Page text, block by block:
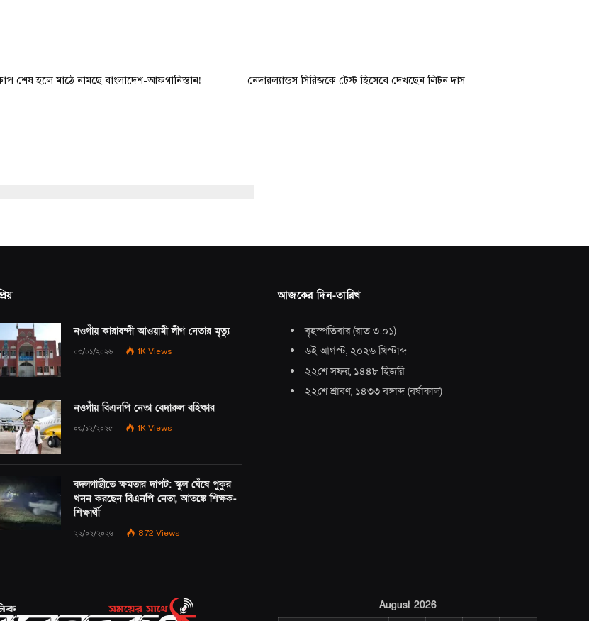
শেষ হলে মাঠে নামছে বাংলাদেশ-আফগানিস্তান! নেদারল্যান্ডস সিরিজকে টেস্ট হিসেবে দেখছেন লিটন দাস
নওগাঁয় কারাবন্দী আওয়ামী লীগ নেতার মৃত্যু
০৩/০১/২০২৬ 1K Views
নওগাঁয় বিএনপি নেতা বেদারুল বহিষ্কার
০৩/১২/২০২৫ 1K Views
বদলগাছীতে ক্ষমতার দাপট: স্কুল ঘেঁষে পুকুর
খনন করছেন বিএনপি নেতা, আতঙ্কে শিক্ষক-
শিক্ষার্থী
২২/০২/২০২৬ 872 Views
আজকের দিন-তারিখ
বৃহস্পতিবার(রাত ৩:০১)
৬ই আগস্ট, ২০২৬ খ্রিস্টাব্দ
২২শে সফর, ১৪৪৮ হিজরি
২২শে শ্রাবণ, ১৪৩৩ বঙ্গাব্দ (বর্ষাকাল)
August 2026